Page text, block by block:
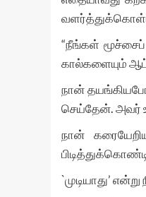
“நீங்கள்
கால்களையும்
நான்
செய்தேன். அவர்
நான்
`முடியாது’